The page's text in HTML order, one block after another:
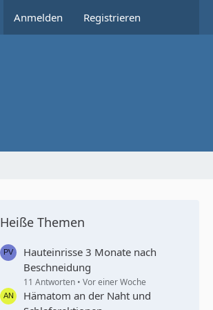
Anmelden Registrieren
Heiße Themen
Hauteinrisse 3 Monate nach
Beschneidung
11 Antworten Vor einer Woche
Hämatom an der Naht und